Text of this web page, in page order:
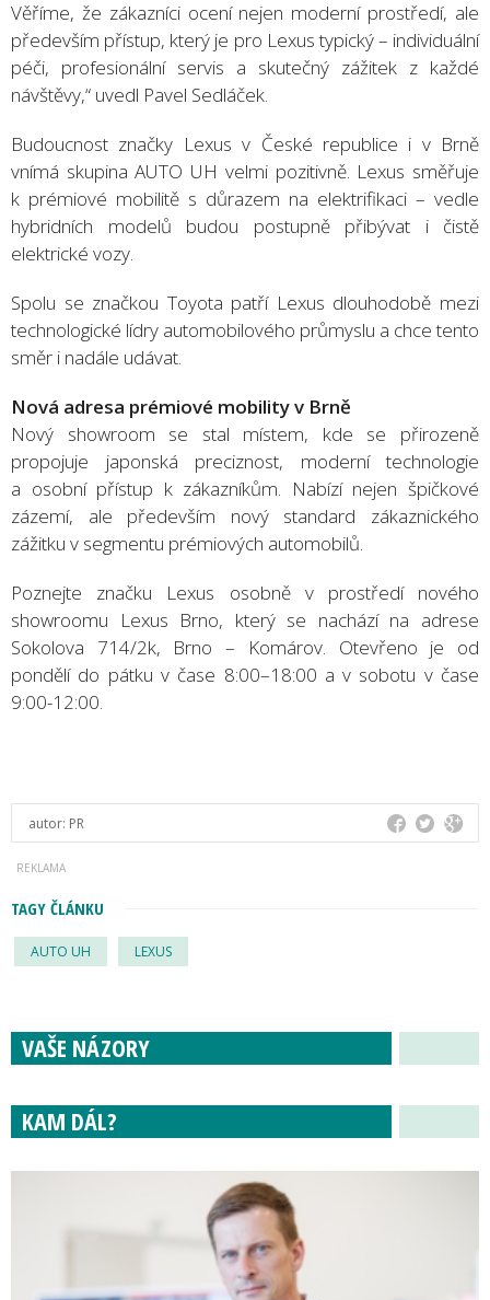
Věříme, že zákazníci ocení nejen moderní prostředí, ale
především přístup, který je pro Lexus typický – individuální
péči, profesionální servis a skutečný zážitek z každé
návštěvy,“ uvedl Pavel Sedláček.
Budoucnost značky Lexus v České republice i v Brně
vnímá skupina AUTO UH velmi pozitivně. Lexus směřuje
k prémiové mobilitě s důrazem na elektrifikaci – vedle
hybridních modelů budou postupně přibývat i čistě
elektrické vozy.
Spolu se značkou Toyota patří Lexus dlouhodobě mezi
technologické lídry automobilového průmyslu a chce tento
směr i nadále udávat.
Nová adresa prémiové mobility v Brně
Nový showroom se stal místem, kde se přirozeně
propojuje japonská preciznost, moderní technologie
a osobní přístup k zákazníkům. Nabízí nejen špičkové
zázemí, ale především nový standard zákaznického
zážitku v segmentu prémiových automobilů.
Poznejte značku Lexus osobně v prostředí nového
showroomu Lexus Brno, který se nachází na adrese
Sokolova 714/2k, Brno – Komárov. Otevřeno je od
pondělí do pátku v čase 8:00–18:00 a v sobotu v čase
9:00-12:00.
autor: PR
TAGY ČLÁNKU
AUTO UH LEXUS
VAŠE NÁZORY
KAM DÁL?